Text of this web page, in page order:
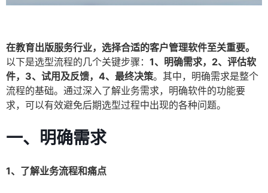
在教育出版服务行业，选择合适的客户管理软件至关重要。
以下是选型流程的几个关键步骤： 1、明确需求，2、评估软
件，3、试用及反馈，4、最终决策。其中，明确需求是整个
流程的基础。通过深入了解业务需求，明确软件的功能要
求，可以有效避免后期选型过程中出现的各种问题。
一、明确需求
1、了解业务流程和痛点